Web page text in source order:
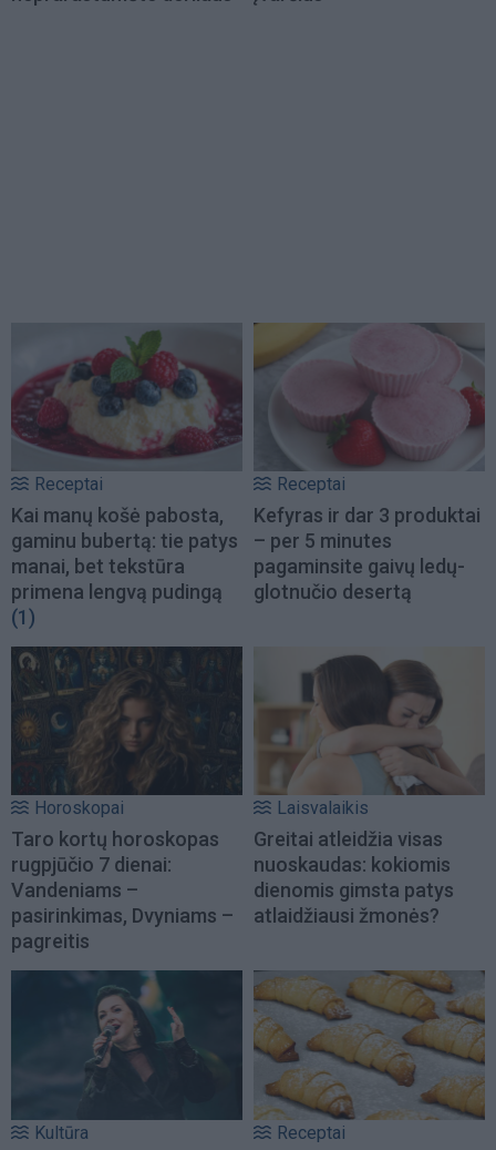
Receptai
Kai manų košė pabosta,
gaminu bubertą: tie patys
manai, bet tekstūra
primena lengvą pudingą
(1)
Receptai
Kefyras ir dar 3 produktai
– per 5 minutes
pagaminsite gaivų ledų-
glotnučio desertą
Horoskopai
Taro kortų horoskopas
rugpjūčio 7 dienai:
Vandeniams –
pasirinkimas, Dvyniams –
pagreitis
Laisvalaikis
Greitai atleidžia visas
nuoskaudas: kokiomis
dienomis gimsta patys
atlaidžiausi žmonės?
Kultūra Receptai